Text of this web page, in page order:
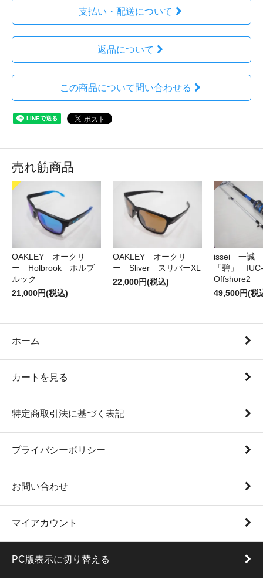
支払い・配送について
返品について
この商品について問い合わせる
売れ筋商品
OAKLEY オークリ
ー Holbrook ホルブ
ルック
21,000円(税込)
OAKLEY オークリ
ー Sliver スリバーXL
22,000円(税込)
issei 一
「碧」
Offshore2
49,500円(税
ホーム
カートを見る
特定商取引法に基づく表記
プライバシーポリシー
お問い合わせ
マイアカウント
PC版表示に切り替える